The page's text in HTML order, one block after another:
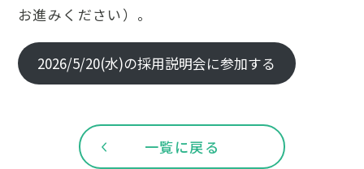
お進みください）。
2026/5/20(水)の採用説明会に参加する
一覧に戻る